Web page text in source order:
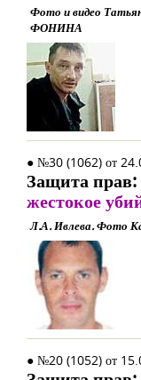
Фото и видео
ФОНИНА
● №30 (1062) от
Защита прав:
жестокое
Л.А. Ивлева. Фото
● №20 (1052) от